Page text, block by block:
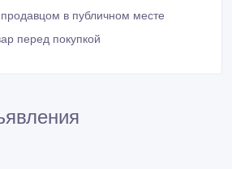
продавцом в публичном месте
перед покупкой